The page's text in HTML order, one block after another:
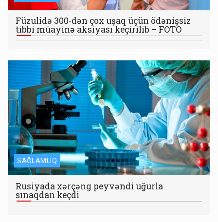
Füzulidə 300-dən çox uşaq üçün ödənişsiz
tibbi müayinə aksiyası keçirilib – FOTO
SAĞLAMLIQ
Rusiyada xərçəng peyvəndi uğurla
sınaqdan keçdi